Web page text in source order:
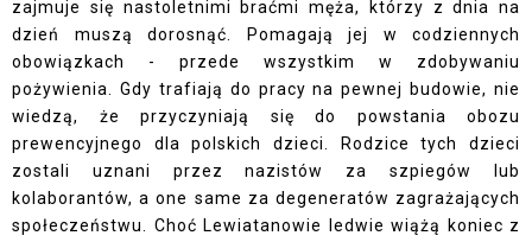
zajmuje się nastoletnimi braćmi męża, którzy z dnia na
dzień muszą dorosnąć. Pomagają jej w codziennych
obowiązkach - przede wszystkim w zdobywaniu
pożywienia. Gdy trafiają do pracy na pewnej budowie, nie
wiedzą, że przyczyniają się do powstania obozu
prewencyjnego dla polskich dzieci. Rodzice tych dzieci
zostali uznani przez nazistów za szpiegów lub
kolaborantów, a one same za degeneratów zagrażających
społeczeństwu. Choć Lewiatanowie ledwie wiążą koniec z